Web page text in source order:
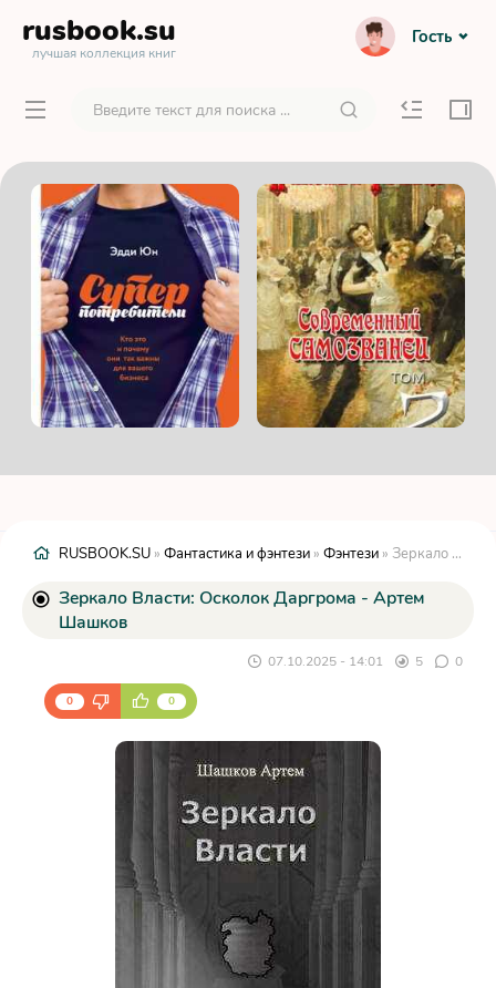
rusbook.su
лучшая коллекция книг
Гость
RUSBOOK.SU » Фантастика и фэнтези » Фэнтези » Зеркало Власти: Осколок Даргрома - Артем Шашков
Зеркало Власти: Осколок Даргрома - Артем
Шашков
07.10.2025 - 14:01 5 0
0 0